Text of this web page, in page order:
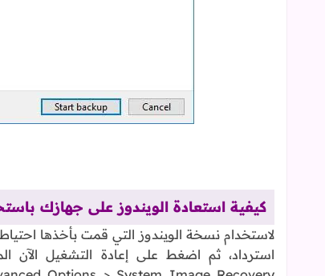
كيفية استعادة الويندوز على جهازك
لاستخدام نسخة الويندوز التي قمت بأخذها
استرداد، ثم اضغط على إعادة التشغيل